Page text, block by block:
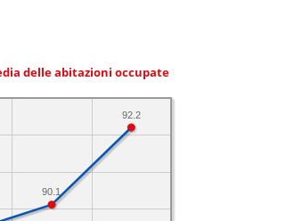
delle abitazioni occupate
92.2
90.1